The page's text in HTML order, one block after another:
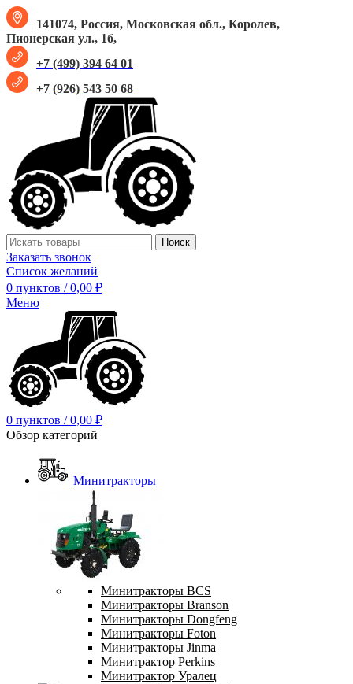
141074, Россия, Московская обл., Королев,
Пионерская ул., 1б,
+7 (499) 394 64 01
+7 (926) 543 50 68
Поиск
Заказать звонок
Список желаний
0 пунктов / 0,00 ₽
Меню
0 пунктов / 0,00 ₽
Обзор категорий
Минитракторы
Минитракторы BCS
Минитракторы Branson
Минитракторы Dongfeng
Минитракторы Foton
Минитракторы Jinma
Минитрактор Perkins
Минитрактор Уралец